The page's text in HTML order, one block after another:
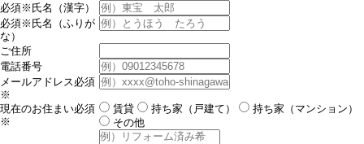
必須※ 氏名（漢字）
必須※ 氏名（ふりが
な）
ご住所
電話番号
メールアドレス 必須
※
現在のお住まい必須
※
賃貸 持ち家（戸建て）
持ち家（マンション）
その他